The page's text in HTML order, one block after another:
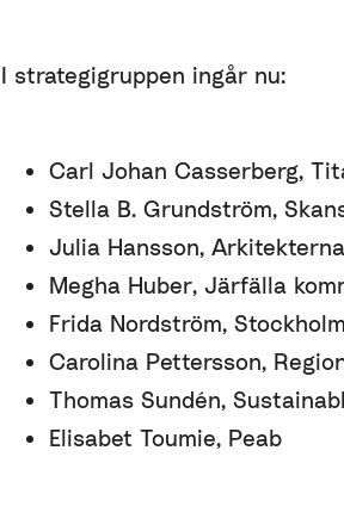
I strategigruppen ingår nu:
Carl Johan Casserberg,
Stella B. Grundström,
Julia Hansson,
Megha Huber, Järfälla
Frida Nordström,
Carolina Pettersson,
Thomas Sundén,
Elisabet Toumie, Peab